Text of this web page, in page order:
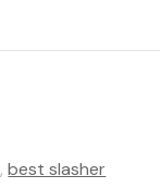
,best slasher